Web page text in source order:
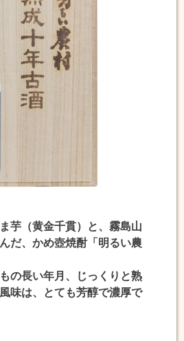
芋（黄金千貫）と、霧島山
だ、かめ壺焼酎「明るい農
の長い年月、じっくりと熟
味は、とても芳醇で濃厚で